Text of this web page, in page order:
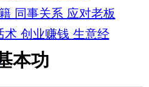
同事关系 应对老板
术 创业赚钱 生意经
本功